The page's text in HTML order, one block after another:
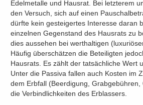
Edelmetalle und Hausrat. Bei letzterem
den Versuch, sich auf einen
dürfte kein gesteigertes Interesse daran
einzelnen Gegenstand des Hausrats zu
dies aussehen bei werthaltigen
Häufig überschätzen die Beteiligten
Hausrats. Es zählt der tatsächliche Wert
Unter die Passiva fallen auch Kosten im
dem Erbfall (Beerdigung,
die Verbindlichkeiten des Erblassers.